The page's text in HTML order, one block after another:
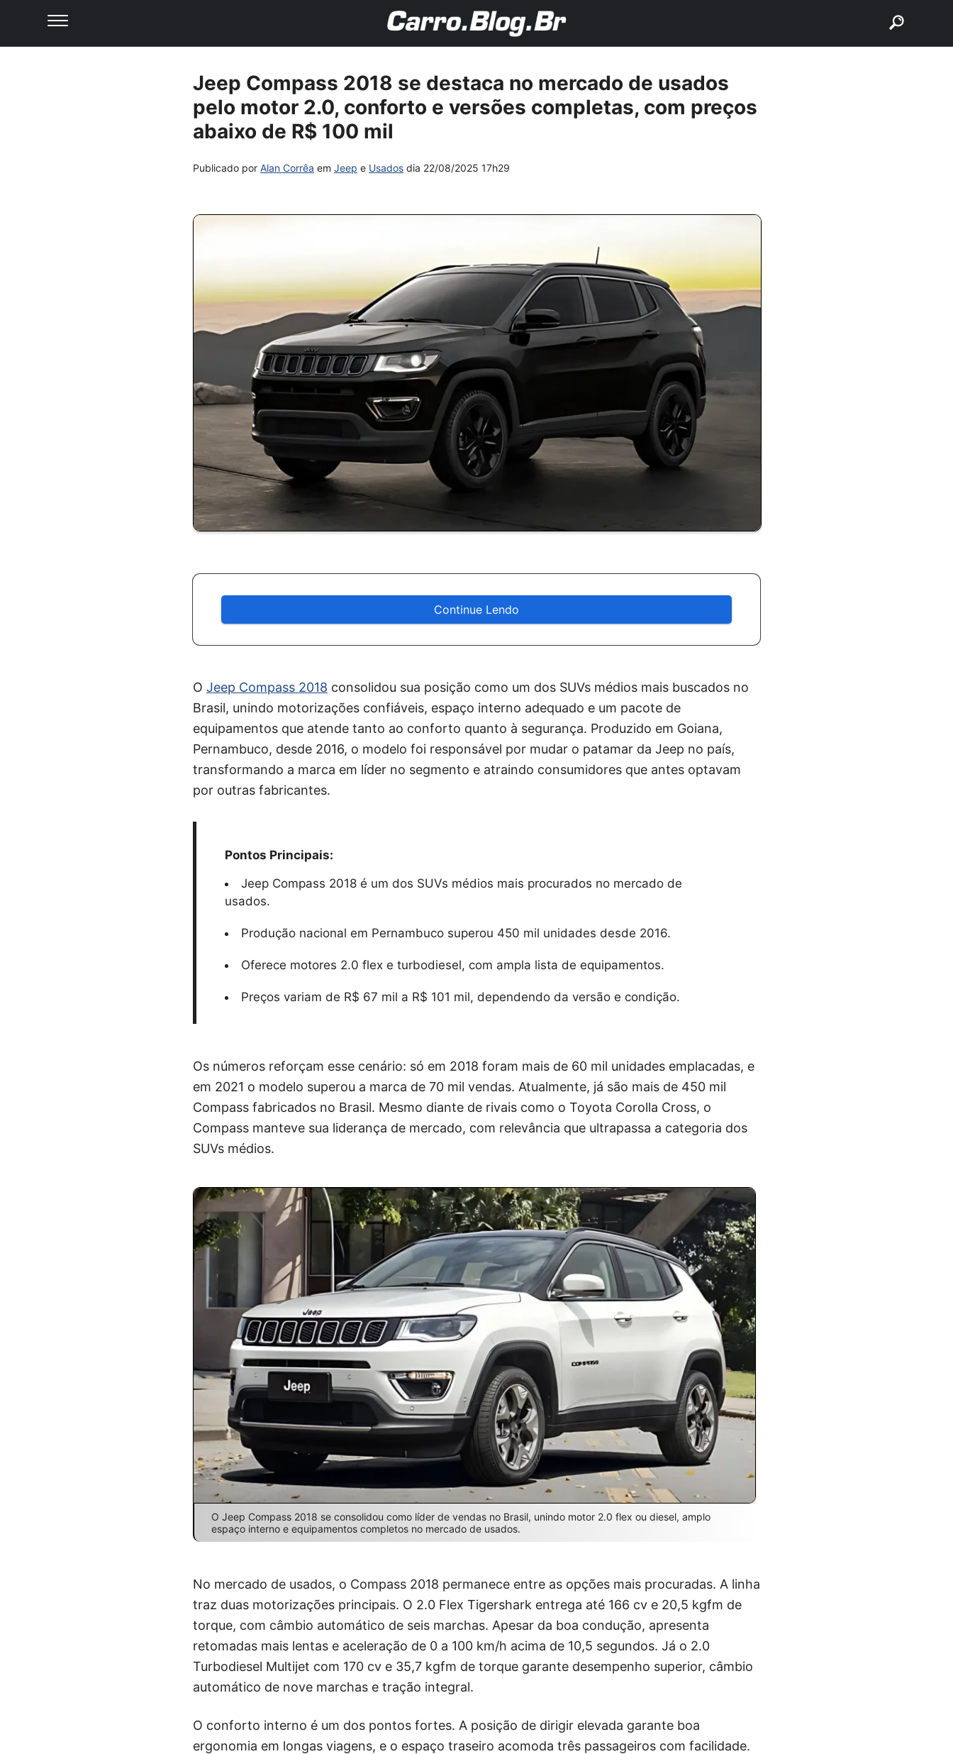
Jeep Compass 2018 se destaca no mercado de usados
pelo motor 2.0, conforto e versões completas, com preços
abaixo de R$ 100 mil
Publicado por Alan Corrêa em Jeep e Usados dia 22/08/2025 17h29
Continue Lendo
O Jeep Compass 2018 consolidou sua posição como um dos SUVs médios mais buscados no
Brasil, unindo motorizações confiáveis, espaço interno adequado e um pacote de
equipamentos que atende tanto ao conforto quanto à segurança. Produzido em Goiana,
Pernambuco, desde 2016, o modelo foi responsável por mudar o patamar da Jeep no país,
transformando a marca em líder no segmento e atraindo consumidores que antes optavam
por outras fabricantes.
Pontos Principais:
Jeep Compass 2018 é um dos SUVs médios mais procurados no mercado de
usados.
Produção nacional em Pernambuco superou 450 mil unidades desde 2016.
Oferece motores 2.0 flex e turbodiesel, com ampla lista de equipamentos.
Preços variam de R$ 67 mil a R$ 101 mil, dependendo da versão e condição.
Os números reforçam esse cenário: só em 2018 foram mais de 60 mil unidades emplacadas, e
em 2021 o modelo superou a marca de 70 mil vendas. Atualmente, já são mais de 450 mil
Compass fabricados no Brasil. Mesmo diante de rivais como o Toyota Corolla Cross, o
Compass manteve sua liderança de mercado, com relevância que ultrapassa a categoria dos
SUVs médios.
O Jeep Compass 2018 se consolidou como líder de vendas no Brasil, unindo motor 2.0 flex ou diesel, amplo
espaço interno e equipamentos completos no mercado de usados.
No mercado de usados, o Compass 2018 permanece entre as opções mais procuradas. A linha
traz duas motorizações principais. O 2.0 Flex Tigershark entrega até 166 cv e 20,5 kgfm de
torque, com câmbio automático de seis marchas. Apesar da boa condução, apresenta
retomadas mais lentas e aceleração de 0 a 100 km/h acima de 10,5 segundos. Já o 2.0
Turbodiesel Multijet com 170 cv e 35,7 kgfm de torque garante desempenho superior, câmbio
automático de nove marchas e tração integral.
O conforto interno é um dos pontos fortes. A posição de dirigir elevada garante boa
ergonomia em longas viagens, e o espaço traseiro acomoda três passageiros com facilidade.